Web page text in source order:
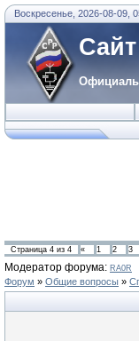
Воскресенье, 2026-08-09,
Страница 4 из 4 « 1 2 3
Модератор форума: RA0R
Форум » Общие вопросы »